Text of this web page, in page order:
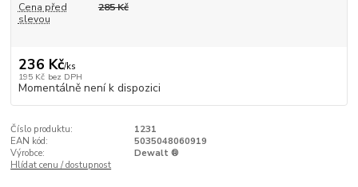
Cena před
slevou
285 Kč
236 Kč/ks
195 Kč bez DPH
Momentálně není k dispozici
Číslo produktu:
1231
EAN kód:
5035048060919
Výrobce:
Dewalt ®
Hlídat cenu / dostupnost